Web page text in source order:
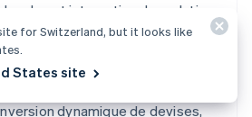
locales et internationales relatives
devises et aux transactions
dynamique de devises,
for Switzerland, but it looks like
States site